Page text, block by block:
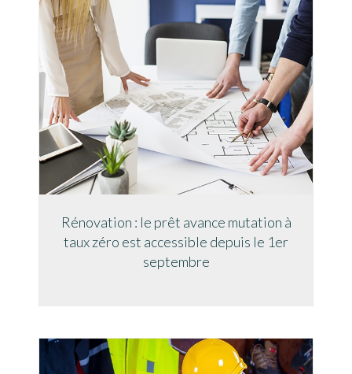
Rénovation : le prêt avance mutation à
taux zéro est accessible depuis le 1er
septembre